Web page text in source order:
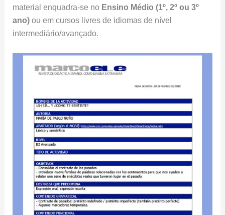
material enquadra-se no Ensino Médio (1º, 2º ou 3º
ano)ou em cursos livres de idiomas de nível
intermediário/avançado.